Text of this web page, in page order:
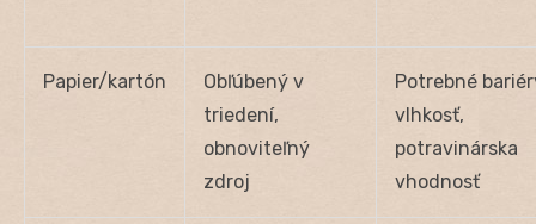
Papier/kartón
Obľúbený v
triedení,
obnoviteľný
zdroj
Potrebné
vlhkosť,
potravinárska
vhodnosť